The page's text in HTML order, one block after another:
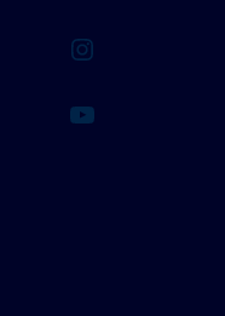
Instagram
YouTube